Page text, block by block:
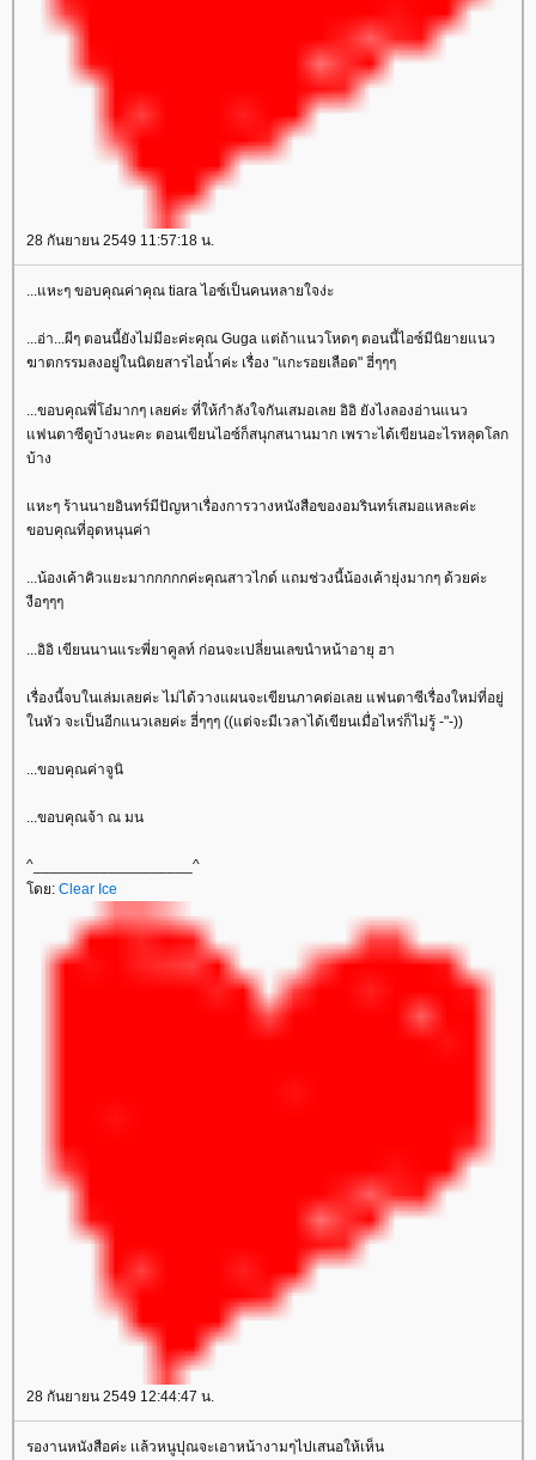
28 กันยายน 2549 11:57:18 น.
...แหะๆ ขอบคุณค่าคุณ tiara ไอซ์เป็นคนหลายใจง่ะ
...อ่า...ผีๆ ตอนนี้ยังไม่มีอะค่ะคุณ Guga แต่ถ้าแนวโหดๆ ตอนนี้ไอซ์มีนิยายแนว
ฆาตกรรมลงอยู่ในนิตยสารไอน้ำค่ะ เรื่อง "แกะรอยเลือด" ฮี่ๆๆๆ
...ขอบคุณพี่โอ๋มากๆ เลยค่ะ ที่ให้กำลังใจกันเสมอเลย อิอิ ยังไงลองอ่านแนว
ฟนตาซีดูบ้างนะคะ ตอนเขียนไอซ์ก็สนุกสนานมาก เพราะได้เขียนอะไรหลุดโลก
บ้าง
หะๆ ร้านนายอินทร์มีปัญหาเรื่องการวางหนังสือของอมรินทร์เสมอแหละค่ะ
ขอบคุณที่อุดหนุนค่า
...น้องเค้าคิวแยะมากกกกกค่ะคุณสาวไกด์ แถมช่วงนี้น้องเค้ายุ่งมากๆ ด้วยค่ะ
งือๆๆๆ
...อิอิ เขียนนานแระพี่ยาคูลท์ ก่อนจะเปลี่ยนเลขนำหน้าอายุ ฮา
เรื่องนี้จบในเล่มเลยค่ะ ไม่ได้วางแผนจะเขียนภาคต่อเลย แฟนตาซีเรื่องใหม่ที่อยู่
นหัว จะเป็นอีกแนวเลยค่ะ ฮี่ๆๆๆ ((แต่จะมีเวลาได้เขียนเมื่อไหร่ก็ไม่รู้ -"-))
...ขอบคุณค่าจูนิ
...ขอบคุณจ้า ณ มน
^___________________^
ดย: Clear Ice
28 กันยายน 2549 12:44:47 น.
รองานหนังสือค่ะ เเล้วหนูปุณจะเอาหน้างามๆไปเสนอให้เห็น